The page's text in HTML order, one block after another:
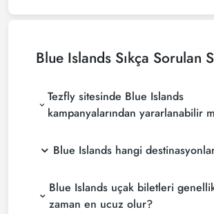
Blue Islands Sıkça Sorulan
Tezfly sitesinde Blue Islands
kampanyalarından yararlanabilir
Blue Islands hangi
Blue Islands uçak biletleri
zaman en ucuz olur?